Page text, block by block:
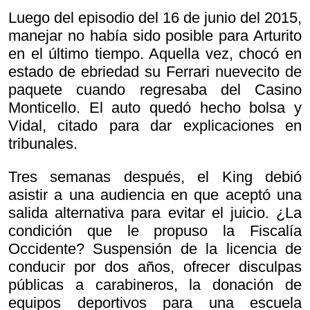
Luego del episodio del 16 de junio del 2015,
manejar no había sido posible para Arturito
en el último tiempo. Aquella vez, chocó en
estado de ebriedad su Ferrari nuevecito de
paquete cuando regresaba del Casino
Monticello. El auto quedó hecho bolsa y
Vidal, citado para dar explicaciones en
tribunales.
Tres semanas después, el King debió
asistir a una audiencia en que aceptó una
salida alternativa para evitar el juicio. ¿La
condición que le propuso la Fiscalía
Occidente? Suspensión de la licencia de
conducir por dos años, ofrecer disculpas
públicas a carabineros, la donación de
equipos deportivos para una escuela